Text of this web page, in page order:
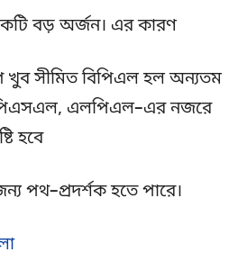
বড় অর্জন। এর কারণ
খুব সীমিত বিপিএল হল অন্যতম
পিএসএল, এলপিএল–এর নজরে
হবে
পথ–প্রদর্শক হতে পারে।